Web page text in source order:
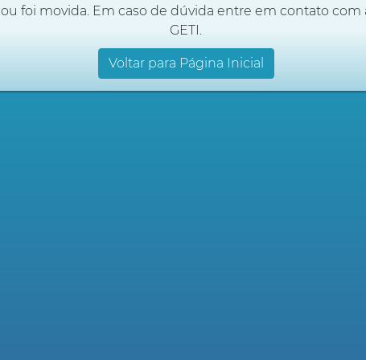
ou foi movida. Em caso de dúvida entre em contato com
GETI.
Voltar para Página Inicial